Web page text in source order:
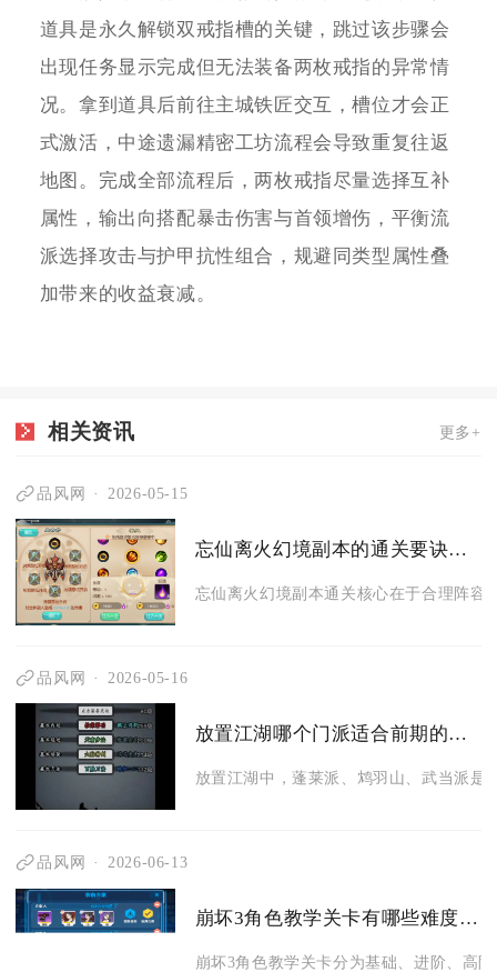
道具是永久解锁双戒指槽的关键，跳过该步骤会
出现任务显示完成但无法装备两枚戒指的异常情
况。拿到道具后前往主城铁匠交互，槽位才会正
式激活，中途遗漏精密工坊流程会导致重复往返
地图。完成全部流程后，两枚戒指尽量选择互补
属性，输出向搭配暴击伤害与首领增伤，平衡流
派选择攻击与护甲抗性组合，规避同类型属性叠
加带来的收益衰减。
相关资讯 更多+
品风网 2026-05-15
忘仙离火幻境副本的通关要诀有哪些
忘仙离火幻境副本通关核心在于合理阵容
品风网 2026-05-16
放置江湖哪个门派适合前期的较低级玩家选择
放置江湖中，蓬莱派、鸩羽山、武当派是
品风网 2026-06-13
崩坏3角色教学关卡有哪些难度等级
崩坏3角色教学关卡分为基础、进阶、高